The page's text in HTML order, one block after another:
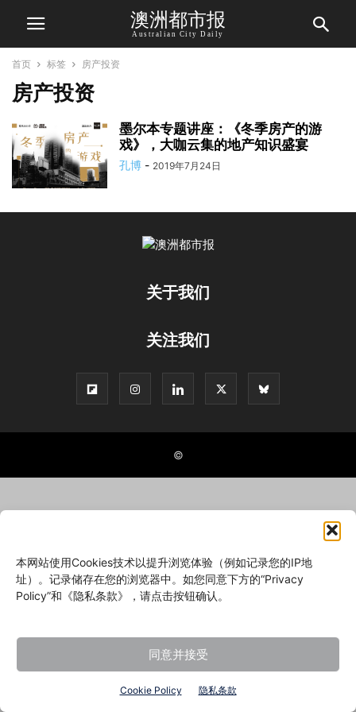
本网站使用Cookies技术以提升浏览体验（例如记录您的IP地
址）。记录储存在您的浏览器中。如您同意下方的“Privacy
Policy”和《隐私条款》，请点击按钮确认。
同意并接受
Cookie Policy 隐私条款
澳洲都市报
Australian City Daily
首页 标签 房产投资
房产投资
墨尔本专题讲座：《冬季房产的游
戏》，大咖云集的地产知识盛宴
孔博 - 2019年7月24日
关于我们
关注我们
©